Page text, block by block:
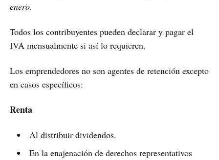
enero.
Todos los contribuyentes pueden declarar y pagar el
IVA mensualmente si así lo requieren.
Los emprendedores no son agentes de retención excepto
en casos específicos:
Renta
Al distribuir dividendos.
En la enajenación de derechos representativos